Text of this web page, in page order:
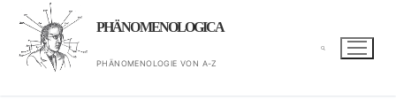
Zum
Inhalt
springen
PHÄNOMENOLOGICA
PHÄNOMENOLOGIE VON A-Z